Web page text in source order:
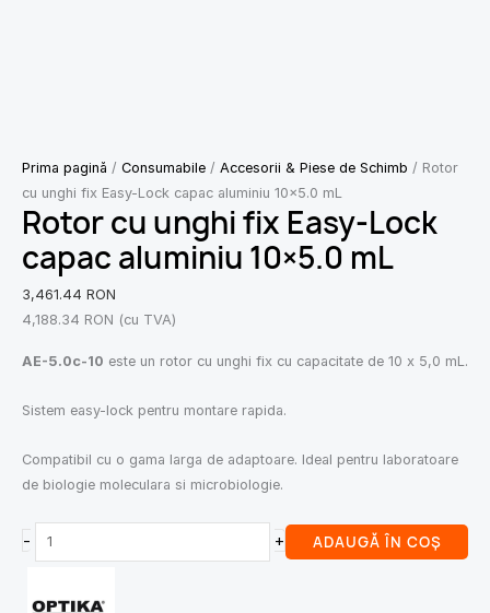
Prima pagină / Consumabile / Accesorii & Piese de Schimb / Rotor
cu unghi fix Easy-Lock capac aluminiu 10×5.0 mL
Rotor cu unghi fix Easy-Lock
capac aluminiu 10×5.0 mL
3,461.44 RON
4,188.34 RON (cu TVA)
AE-5.0c-10 este un rotor cu unghi fix cu capacitate de 10 x 5,0 mL.
Sistem easy-lock pentru montare rapida.
Compatibil cu o gama larga de adaptoare. Ideal pentru laboratoare
de biologie moleculara si microbiologie.
- + ADAUGĂ ÎN COȘ